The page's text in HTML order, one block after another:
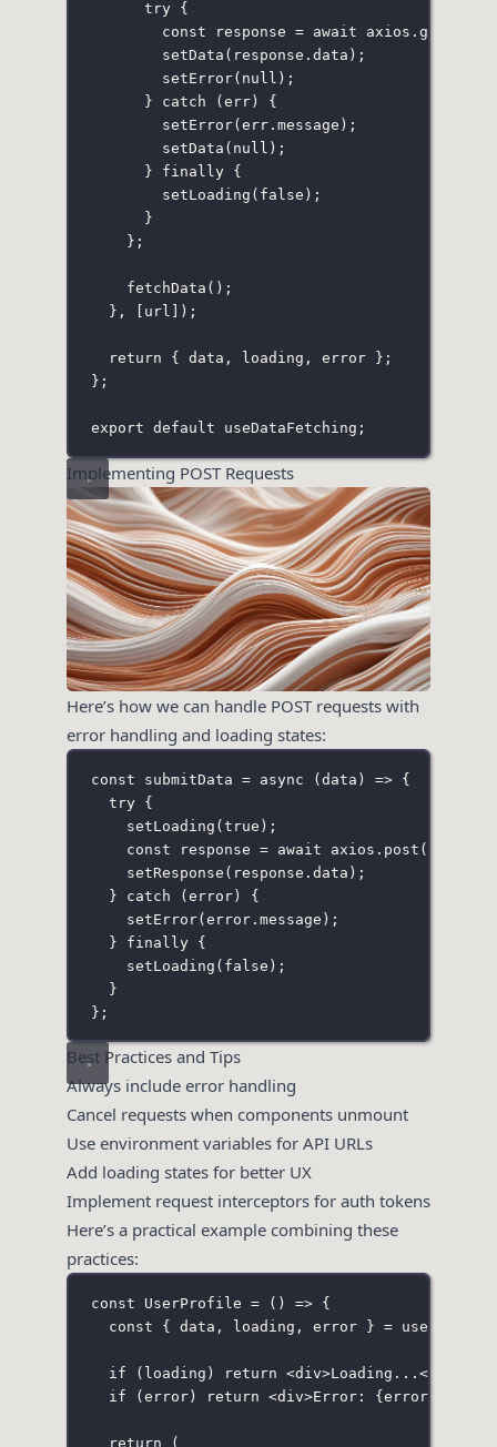
try {
const response = await axios. get
setData (response.data);
setError( null );
} catch (err) {
setError(err.message);
setData ( null );
} finally {
setLoading ( false );
}
};
fetchData ();
}, [url]);
return { data, loading, error };
};
export default useDataFetching;
Implementing POST Requests
Here’s how we can handle POST requests with
error handling and loading states:
const submitData = async ( data ) => {
try {
setLoading ( true );
const response = await axios. post (
setResponse (response.data);
} catch (error) {
setError(error.message);
} finally {
setLoading ( false );
}
};
Best Practices and Tips
Always include error handling
Cancel requests when components unmount
Use environment variables for API URLs
Add loading states for better UX
Implement request interceptors for auth tokens
Here’s a practical example combining these
practices:
const UserProfile = () => {
const { data, loading, error } =
if (loading) return <div>Loading...</
if (error) return <div>Error: { error}
return (